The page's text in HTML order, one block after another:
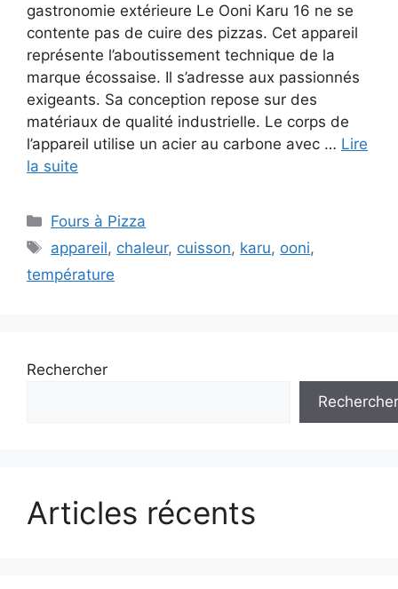
gastronomie extérieure Le Ooni Karu 16 ne se
contente pas de cuire des pizzas. Cet appareil
représente l’aboutissement technique de la
marque écossaise. Il s’adresse aux passionnés
exigeants. Sa conception repose sur des
matériaux de qualité industrielle. Le corps de
l’appareil utilise un acier au carbone avec … Lire
la suite
Catégories
Fours à Pizza
Étiquettes
appareil, chaleur, cuisson, karu, ooni,
température
Rechercher
Rechercher
Articles récents